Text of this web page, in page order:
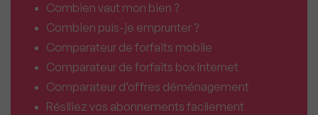
Combien vaut mon bien ?
Combien puis-je emprunter ?
Comparateur de forfaits mobile
Comparateur de forfaits box Internet
Comparateur d’offres déménagement
Résiliez vos abonnements facilement